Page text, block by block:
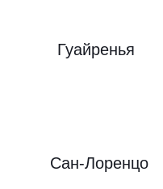
Гуайренья
Сан-Лоренцо